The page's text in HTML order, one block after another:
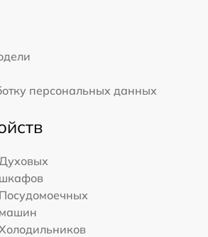
персональных данных
Духовых
шкафов
Посудомоечных
машин